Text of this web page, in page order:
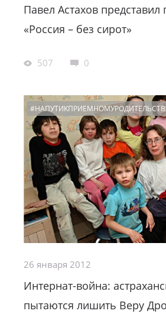
Павел Астахов
«Россия – без сирот»
507 0
26 января 2012
Интернат-война:
пытаются лишить Веру